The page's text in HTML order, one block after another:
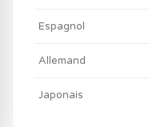
Espagnol
Allemand
Japonais